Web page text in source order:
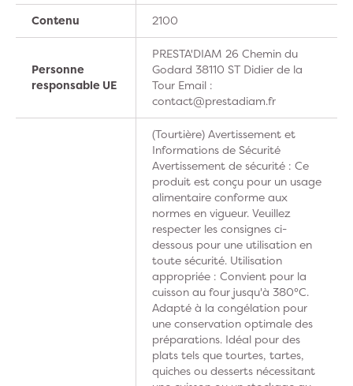
Contenu 2100
Personne
responsable UE
PRESTA'DIAM 26 Chemin du
Godard 38110 ST Didier de la
Tour Email :
contact@prestadiam.fr
(Tourtière) Avertissement et
Informations de Sécurité
Avertissement de sécurité : Ce
produit est conçu pour un usage
alimentaire conforme aux
normes en vigueur. Veuillez
respecter les consignes ci-
dessous pour une utilisation en
toute sécurité. Utilisation
appropriée : Convient pour la
cuisson au four jusqu'à 380°C.
Adapté à la congélation pour
une conservation optimale des
préparations. Idéal pour des
plats tels que tourtes, tartes,
quiches ou desserts nécessitant